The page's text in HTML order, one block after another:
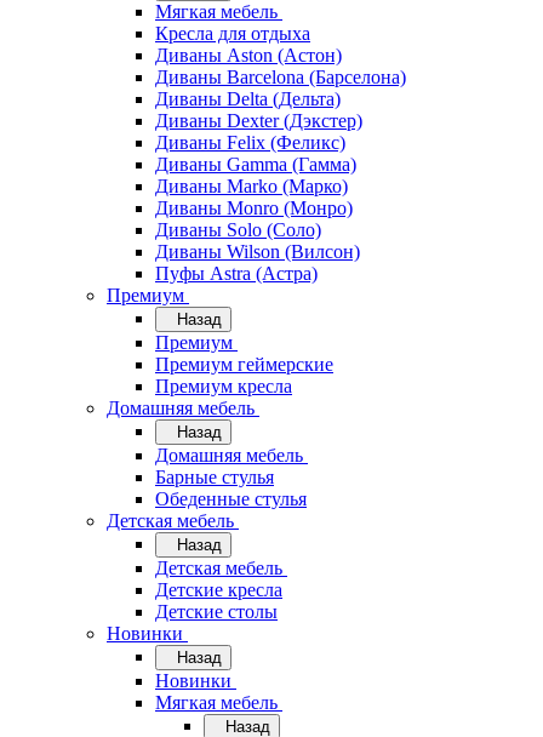
Мягкая мебель
Кресла для отдыха
Диваны Aston (Астон)
Диваны Barcelona (Барселона)
Диваны Delta (Дельта)
Диваны Dexter (Дэкстер)
Диваны Felix (Феликс)
Диваны Gamma (Гамма)
Диваны Marko (Марко)
Диваны Monro (Монро)
Диваны Solo (Соло)
Диваны Wilson (Вилсон)
Пуфы Astra (Астра)
Премиум
Назад
Премиум
Премиум геймерские
Премиум кресла
Домашняя мебель
Назад
Домашняя мебель
Барные стулья
Обеденные стулья
Детская мебель
Назад
Детская мебель
Детские кресла
Детские столы
Новинки
Назад
Новинки
Мягкая мебель
Назад